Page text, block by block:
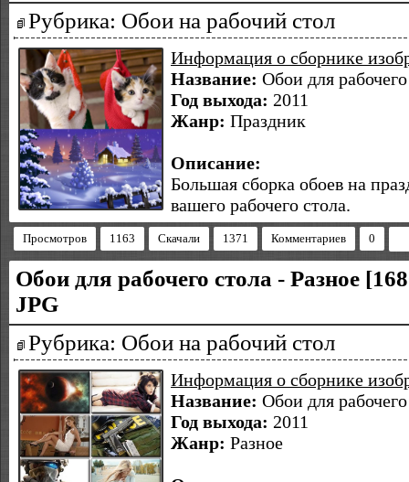
Рубрика: Обои на рабочий стол
Информация о сборнике
Название: Обои для
Год выхода: 2011
Жанр: Праздник
Описание:
Большая сборка обоев на
вашего рабочего стола.
Просмотров 1163 Скачали 1371 Комментариев 0
Обои для рабочего стола - Разное
JPG
Рубрика: Обои на рабочий стол
Информация о сборнике
Название: Обои для
Год выхода: 2011
Жанр: Разное